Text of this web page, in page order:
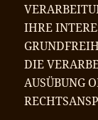
IHRE
DIE
AUSÜBUNG